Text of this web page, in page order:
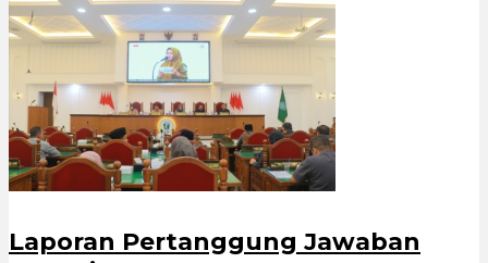
Laporan Pertanggung Jawaban